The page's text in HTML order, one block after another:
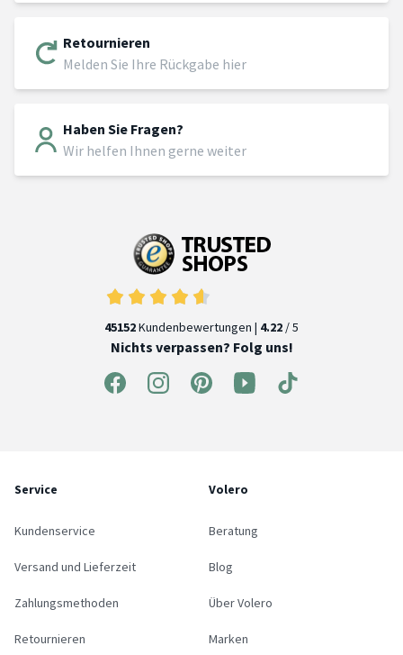
Retournieren
Melden Sie Ihre Rückgabe hier
Haben Sie Fragen?
Wir helfen Ihnen gerne weiter
45152Kundenbewertungen | 4.22 / 5
Nichts verpassen? Folg uns!
Service
Kundenservice
Versand und Lieferzeit
Zahlungsmethoden
Retournieren
Volero
Beratung
Blog
Über Volero
Marken